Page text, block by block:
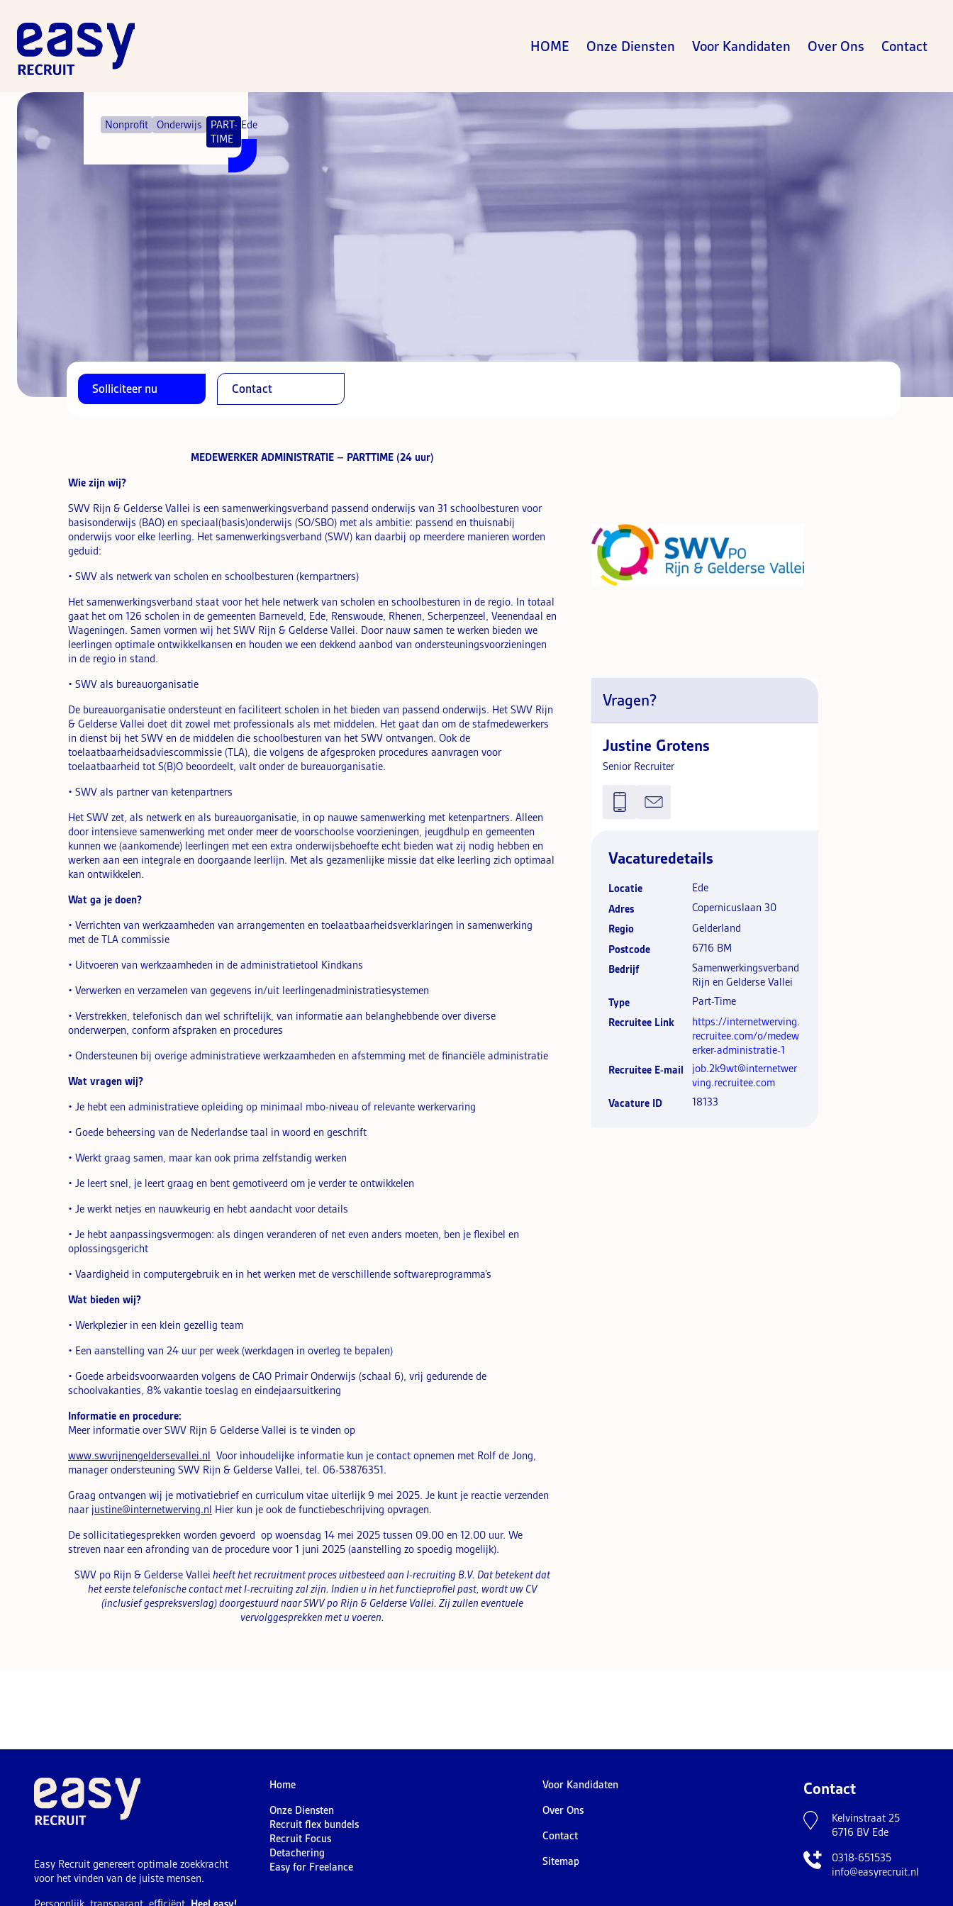
HOME Onze Diensten Voor Kandidaten Over Ons Contact
Medewerker
Nonprofit Onderwijs
PART-
TIME
Ede
Solliciteer nu Contact
MEDEWERKER ADMINISTRATIE – PARTTIME (24 uur)
Wie zijn wij?
SWV Rijn & Gelderse Vallei is een samenwerkingsverband passend onderwijs van 31 schoolbesturen voor
basisonderwijs (BAO) en speciaal(basis)onderwijs (SO/SBO) met als ambitie: passend en thuisnabij
onderwijs voor elke leerling. Het samenwerkingsverband (SWV) kan daarbij op meerdere manieren worden
geduid:
• SWV als netwerk van scholen en schoolbesturen (kernpartners)
Het samenwerkingsverband staat voor het hele netwerk van scholen en schoolbesturen in de regio. In totaal
gaat het om 126 scholen in de gemeenten Barneveld, Ede, Renswoude, Rhenen, Scherpenzeel, Veenendaal en
Wageningen. Samen vormen wij het SWV Rijn & Gelderse Vallei. Door nauw samen te werken bieden we
leerlingen optimale ontwikkelkansen en houden we een dekkend aanbod van ondersteuningsvoorzieningen
in de regio in stand.
• SWV als bureauorganisatie
De bureauorganisatie ondersteunt en faciliteert scholen in het bieden van passend onderwijs. Het SWV Rijn
& Gelderse Vallei doet dit zowel met professionals als met middelen. Het gaat dan om de stafmedewerkers
in dienst bij het SWV en de middelen die schoolbesturen van het SWV ontvangen. Ook de
toelaatbaarheidsadviescommissie (TLA), die volgens de afgesproken procedures aanvragen voor
toelaatbaarheid tot S(B)O beoordeelt, valt onder de bureauorganisatie.
• SWV als partner van ketenpartners
Het SWV zet, als netwerk en als bureauorganisatie, in op nauwe samenwerking met ketenpartners. Alleen
door intensieve samenwerking met onder meer de voorschoolse voorzieningen, jeugdhulp en gemeenten
kunnen we (aankomende) leerlingen met een extra onderwijsbehoefte echt bieden wat zij nodig hebben en
werken aan een integrale en doorgaande leerlijn. Met als gezamenlijke missie dat elke leerling zich optimaal
kan ontwikkelen.
Wat ga je doen?
• Verrichten van werkzaamheden van arrangementen en toelaatbaarheidsverklaringen in samenwerking
met de TLA commissie
• Uitvoeren van werkzaamheden in de administratietool Kindkans
• Verwerken en verzamelen van gegevens in/uit leerlingenadministratiesystemen
• Verstrekken, telefonisch dan wel schriftelijk, van informatie aan belanghebbende over diverse
onderwerpen, conform afspraken en procedures
• Ondersteunen bij overige administratieve werkzaamheden en afstemming met de financiële administratie
Wat vragen wij?
• Je hebt een administratieve opleiding op minimaal mbo-niveau of relevante werkervaring
• Goede beheersing van de Nederlandse taal in woord en geschrift
• Werkt graag samen, maar kan ook prima zelfstandig werken
• Je leert snel, je leert graag en bent gemotiveerd om je verder te ontwikkelen
• Je werkt netjes en nauwkeurig en hebt aandacht voor details
• Je hebt aanpassingsvermogen: als dingen veranderen of net even anders moeten, ben je flexibel en
oplossingsgericht
• Vaardigheid in computergebruik en in het werken met de verschillende softwareprogramma’s
Wat bieden wij?
• Werkplezier in een klein gezellig team
• Een aanstelling van 24 uur per week (werkdagen in overleg te bepalen)
• Goede arbeidsvoorwaarden volgens de CAO Primair Onderwijs (schaal 6), vrij gedurende de
schoolvakanties, 8% vakantie toeslag en eindejaarsuitkering
Informatie en procedure:
Meer informatie over SWV Rijn & Gelderse Vallei is te vinden op
www.swvrijnengeldersevallei.nl Voor inhoudelijke informatie kun je contact opnemen met Rolf de Jong,
manager ondersteuning SWV Rijn & Gelderse Vallei, tel. 06-53876351.
Graag ontvangen wij je motivatiebrief en curriculum vitae uiterlijk 9 mei 2025. Je kunt je reactie verzenden
naar justine@internetwerving.nl Hier kun je ook de functiebeschrijving opvragen.
De sollicitatiegesprekken worden gevoerd op woensdag 14 mei 2025 tussen 09.00 en 12.00 uur. We
streven naar een afronding van de procedure voor 1 juni 2025 (aanstelling zo spoedig mogelijk).
SWV po Rijn & Gelderse Vallei heeft het recruitment proces uitbesteed aan I-recruiting B.V. Dat betekent dat
het eerste telefonische contact met I-recruiting zal zijn. Indien u in het functieprofiel past, wordt uw CV
(inclusief gespreksverslag) doorgestuurd naar SWV po Rijn & Gelderse Vallei. Zij zullen eventuele
vervolggesprekken met u voeren.
Vragen?
Justine Grotens
Senior Recruiter
Vacaturedetails
Locatie
Ede
Adres
Copernicuslaan 30
Regio
Gelderland
Postcode
6716 BM
Bedrijf
Samenwerkingsverband
Rijn en Gelderse Vallei
Type
Part-Time
Recruitee Link
https://internetwerving.
recruitee.com/o/medew
erker-administratie-1
Recruitee E-mail
job.2k9wt@internetwer
ving.recruitee.com
Vacature ID
18133
Easy Recruit genereert optimale zoekkracht
voor het vinden van de juiste mensen.
Home
Onze Diensten
Recruit flex bundels
Recruit Focus
Detachering
Easy for Freelance
Voor Kandidaten
Over Ons
Contact
Sitemap
Contact
Kelvinstraat 25
6716 BV Ede
0318-651535
info@easyrecruit.nl